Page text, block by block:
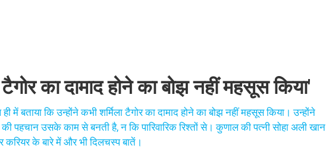
का दामाद होने का बोझ नहीं महसूस किया'
बताया कि उन्होंने कभी शर्मिला टैगोर का दामाद होने का बोझ नहीं महसूस किया। उन्होंने
उसके काम से बनती है, न कि पारिवारिक रिश्तों से। कुणाल की पत्नी सोहा अली खान
करियर के बारे में और भी दिलचस्प बातें।